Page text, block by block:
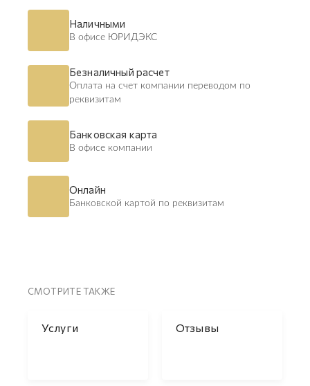
Наличными
В офисе ЮРИДЭКС
Безналичный расчет
Оплата на счет компании переводом по
реквизитам
Банковская карта
В офисе компании
Онлайн
Банковской картой по реквизитам
СМОТРИТЕ ТАКЖЕ
Услуги Отзывы